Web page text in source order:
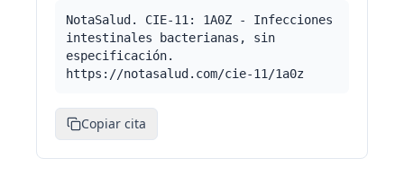
NotaSalud. CIE-11: 1A0Z - Infecciones
intestinales bacterianas, sin
especificación.
https://notasalud.com/cie-11/1a0z
Copiar cita